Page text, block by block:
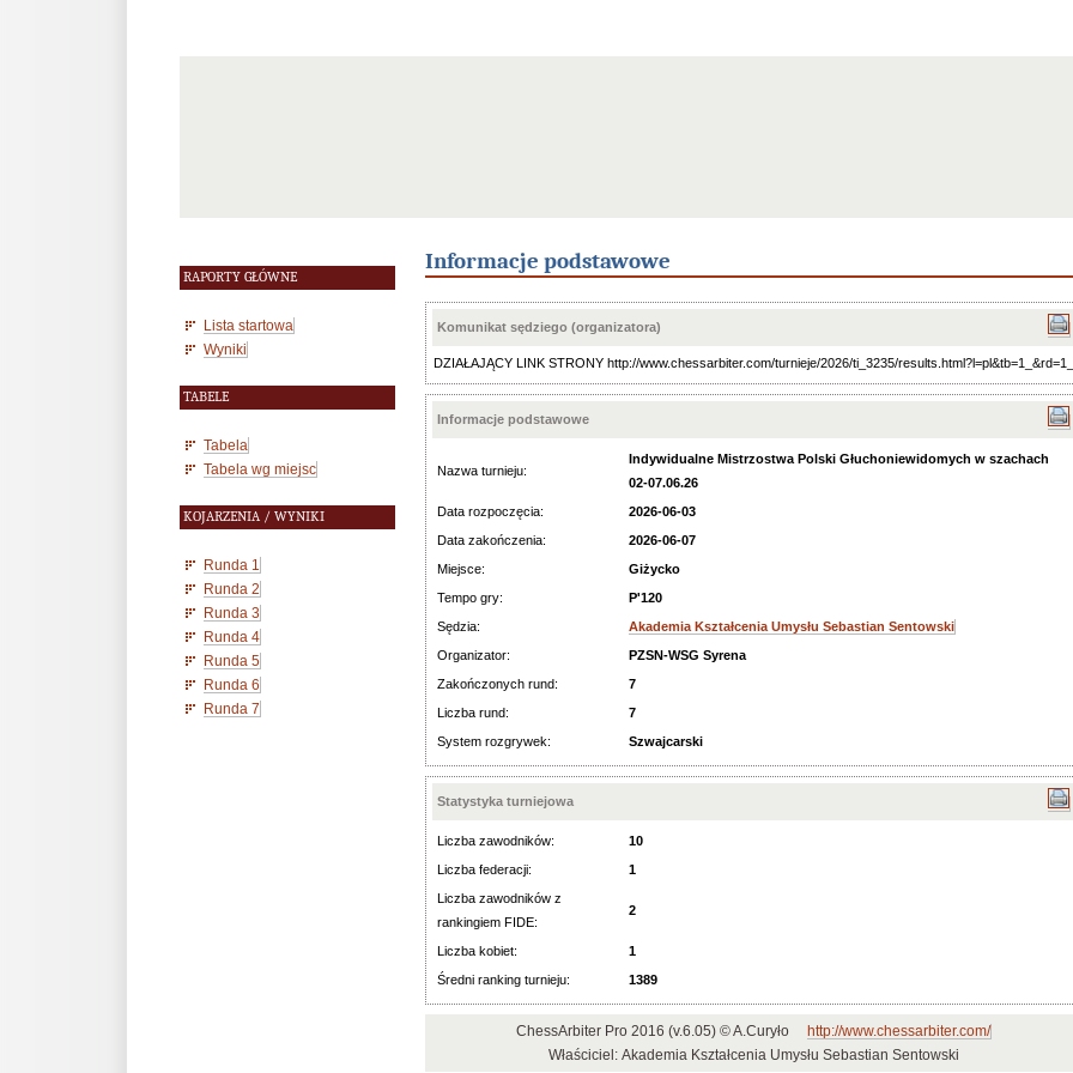
RAPORTY GŁÓWNE
Lista startowa
Wyniki
TABELE
Tabela
Tabela wg miejsc
KOJARZENIA / WYNIKI
Runda 1
Runda 2
Runda 3
Runda 4
Runda 5
Runda 6
Runda 7
Informacje podstawowe
Komunikat sędziego (organizatora)
DZIAŁAJĄCY LINK STRONY http://www.chessarbiter.com/turnieje/2026/ti_3235/results.html?l=pl&tb=1_&rd=1_
Informacje podstawowe
Nazwa turnieju:
Indywidualne Mistrzostwa Polski Głuchoniewidomych w szachach
02-07.06.26
Data rozpoczęcia:
2026-06-03
Data zakończenia:
2026-06-07
Miejsce:
Giżycko
Tempo gry:
P'120
Sędzia:
Akademia Kształcenia Umysłu Sebastian Sentowski
Organizator:
PZSN-WSG Syrena
Zakończonych rund:
7
Liczba rund:
7
System rozgrywek:
Szwajcarski
Statystyka turniejowa
Liczba zawodników:
10
Liczba federacji:
1
Liczba zawodników z
rankingiem FIDE:
2
Liczba kobiet:
1
Średni ranking turnieju:
1389
ChessArbiter Pro 2016 (v.6.05) © A.Curyło
http://www.chessarbiter.com/
Właściciel: Akademia Kształcenia Umysłu Sebastian Sentowski